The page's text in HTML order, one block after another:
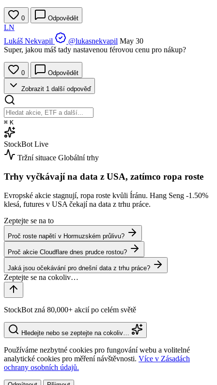
0 Odpovědět
LN
Lukáš Nekvapil
@lukasnekvapil May 30
Super, jakou máš tady nastavenou férovou cenu pro nákup?
0 Odpovědět
Zobrazit 1 další odpověď
⌘ K
StockBot Live
Tržní situace Globální trhy
Trhy vyčkávají na data z USA, zatímco ropa roste
Evropské akcie stagnují, ropa roste kvůli Íránu. Hang Seng -1.50%
klesá, futures v USA čekají na data z trhu práce.
Zeptejte se na to
Proč roste napětí v Hormuzském průlivu?
Proč akcie Cloudflare dnes prudce rostou?
Jaká jsou očekávání pro dnešní data z trhu práce?
StockBot zná 80,000+ akcií po celém světě
Hledejte nebo se zeptejte na cokoliv…
Používáme nezbytné cookies pro fungování webu a volitelné
analytické cookies pro měření návštěvnosti. Více v Zásadách
ochrany osobních údajů.